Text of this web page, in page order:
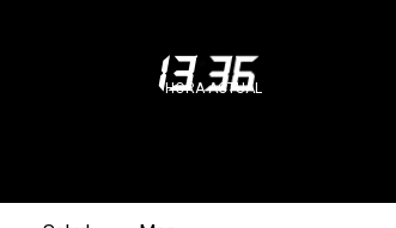
13:36
HORA ACTUAL